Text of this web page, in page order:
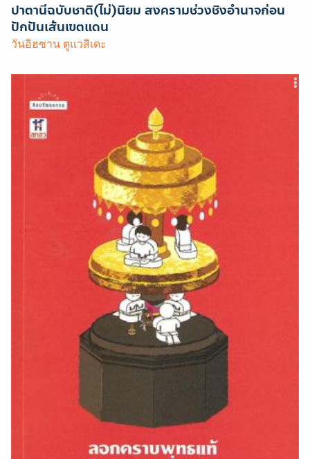
ปาตานีฉบับชาติ(ไม่)นิยม สงครามช่วงชิงอำนาจก่อน
ปักปันเส้นเขตแดน
วันอิฮซาน ตูแวสิเดะ